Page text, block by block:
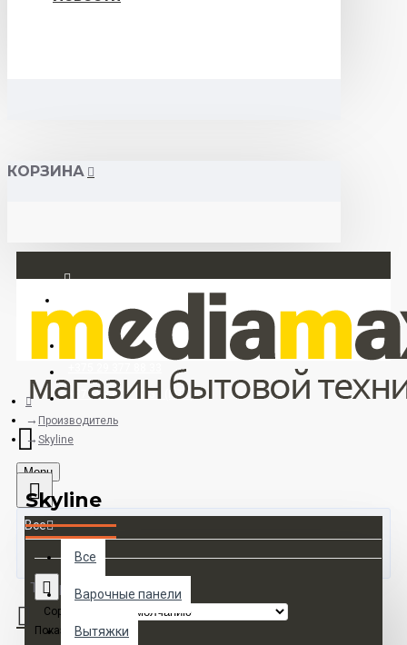
КОРЗИНА
Регистрация
+375 33 673 17 31 (МТС)
Menu
Все
Все
Варочные панели
Вытяжки
Товаров 0 (0 руб.)
Производитель
Skyline
Skyline
Сортировка:
Показать: